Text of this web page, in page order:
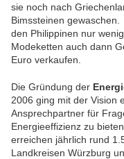
sie noch nach
Bimssteinen
den Philippinen nur
Modeketten auch dann
Euro verkaufen.
Die Gründung der
2006 ging mit der Vision
Ansprechpartner für
Energieeffizienz zu
erreichen jährlich rund
Landkreisen Würzburg